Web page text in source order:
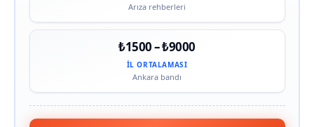
Arıza rehberleri
₺1500 – ₺9000
İL ORTALAMASI
Ankara bandı